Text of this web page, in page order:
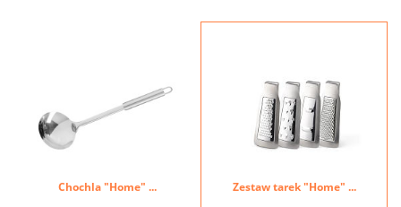
Chochla "Home" ... Zestaw tarek "Home" ...